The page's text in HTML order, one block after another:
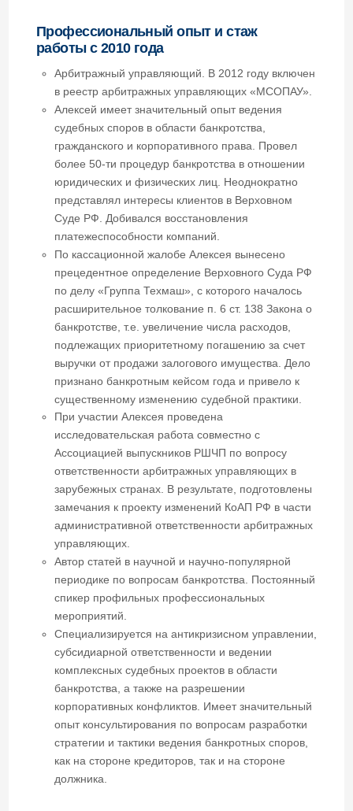
Спортивное увлечение
Химическая промышленность
ИТ и телеком
Нефтегазовая отрасль
Сельское хозяйство
Розничная и оптовая торговля
Отраслевая специализация
При участии Алексея проведена
исследовательская работа совместно с
Ассоциацией выпускников РШЧП по вопросу
ответственности арбитражных управляющих в
зарубежных странах. В результате, подготовлены
замечания к проекту изменений КоАП РФ в части
административной ответственности арбитражных
управляющих.
Автор статей в научной и научно-популярной
периодике по вопросам банкротства. Постоянный
спикер профильных профессиональных
мероприятий.
Специализируется на антикризисном управлении,
субсидиарной ответственности и ведении
комплексных судебных проектов в области
банкротства, а также на разрешении
корпоративных конфликтов. Имеет значительный
опыт консультирования по вопросам разработки
стратегии и тактики ведения банкротных споров,
юридических и физических лиц. Неоднократно
представлял интересы клиентов в Верховном
платежеспособности компаний.
По кассационной жалобе Алексея вынесено
прецедентное определение Верховного Суда РФ
по делу «Группа Техмаш», с которого началось
расширительное толкование п. 6 ст. 138 Закона о
банкротстве, т.е. увеличение числа расходов,
подлежащих приоритетному погашению за счет
признано банкротным кейсом года и привело к
существенному изменению судебной практики.